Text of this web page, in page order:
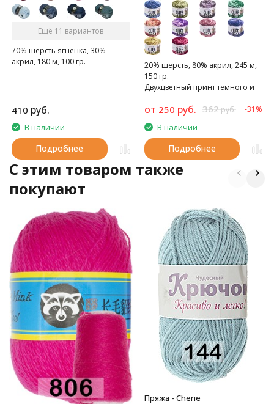
Ещё 11 вариантов
70% шерсть ягненка, 30%
акрил, 180 м, 100 гр.
410 руб.
В наличии
Подробнее
20% шерсть, 80% акрил, 245 м,
150 гр.
Двухцветный принт темного и
от 250 руб. 362руб. -31%
В наличии
Подробнее
C этим товаром также
покупают
Пряжа - Cherie